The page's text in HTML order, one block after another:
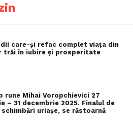
care-și refac complet viața din
trăi în iubire și prosperitate
rune Mihai Voropchievici 27
– 31 decembrie 2025. Finalul de
schimbări uriașe, se răstoarnă